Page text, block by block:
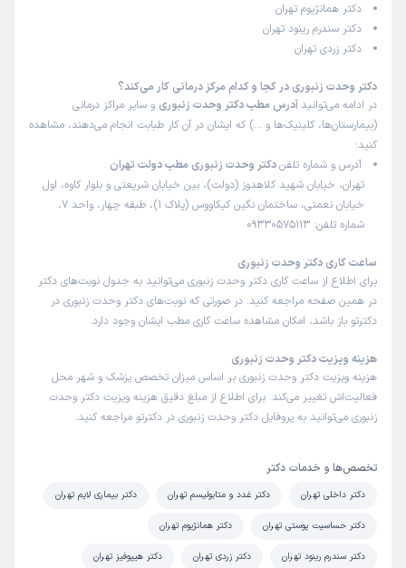
هلیا
زمان انتظار:0-15 دقیقه
همه چی عالی
مهسا
نوبت مطب از دکترتو
(
1405/02/18
این پزشک را پیشنهاد میکنم
زمان انتظار:45-90 دقیقه
برای تیرویید پرکار مراجعه کردم دکتر داخل مطب دستگاه سونو
داشتن و معاینه شدم . با دارویی که تجویز کردن حالم خیلی
، جناب زنبوری بسیار با حوصله هستن و این موضوع بشدت
برای من مهم بود تا دکترم تمام سوالات و ابهاماتم و برطرف کنن
ممنونم پیشنهاد میکنم
رها
نوبت مطب از دکترتو
زمان انتظار:بیش از 90 دقیقه
دکتر همانژیوم تهران
دکتر سندرم رینود تهران
دکتر زردی تهران
دکتر وحدت زنبوری در کجا و کدام مرکز درمانی کار می‌کند؟
در ادامه می‌توانید آدرس مطب دکتر وحدت زنبوری و سایر مراکز درمانی
(بیمارستان‌ها، کلینیک‌ها و …) که ایشان در آن کار طبابت انجام می‌دهند، مشاهده
کنید:
آدرس و شماره تلفندکتر وحدت زنبوری مطب دولت تهران
تهران، خیابان شهید کلاهدوز (دولت)، بین خیابان شریعتی و بلوار کاوه، اول
خیابان نعمتی، ساختمان نگین کیکاووس (پلاک 1)، طبقه چهار، واحد 7،
شماره تلفن: 09330575113
ساعت کاری دکتر وحدت زنبوری
برای اطلاع از ساعت کاری دکتر وحدت زنبوری می‌توانید به جدول نوبت‌های دکتر
در همین صفحه مراجعه کنید. در صورتی که نوبت‌های دکتر وحدت زنبوری در
دکترتو باز باشد، امکان مشاهده ساعت کاری مطب ایشان وجود دارد.
هزینه ویزیت دکتر وحدت زنبوری
هزینه ویزیت دکتر وحدت زنبوری بر اساس میزان تخصص پزشک و شهر محل
فعالیت‌اش تغییر می‌کند. برای اطلاع از مبلغ دقیق هزینه ویزیت دکتر وحدت
زنبوری می‌توانید به پروفایل دکتر وحدت زنبوری در دکترتو مراجعه کنید.
تخصص‌ها و خدمات دکتر
دکتر داخلی تهران دکتر غدد و متابولیسم تهران دکتر بیماری لایم تهران
دکتر حساسیت پوستی تهران دکتر همانژیوم تهران
دکتر سندرم رینود تهران دکتر زردی تهران دکتر هیپوفیز تهران